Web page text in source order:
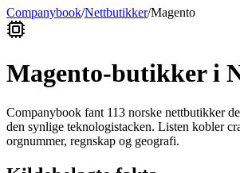
Companybook/Nettbutikker/Magento
Magento-butikker i
Companybook fant 113 norske nettbutikker
den synlige teknologistacken. Listen kobler
orgnummer, regnskap og geografi.